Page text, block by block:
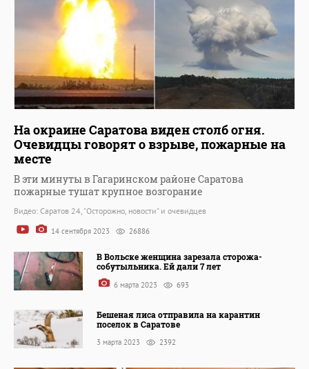
На окраине Саратова виден столб огня.
Очевидцы говорят о взрыве, пожарные на
месте
В эти минуты в Гагаринском районе Саратова
пожарные тушат крупное возгорание
Видео: Саратов 24, "Осторожно, новости" и очевидцев
14 сентября 2023 26886
В Вольске женщина зарезала сторожа-
собутыльника. Ей дали 7 лет
6 марта 2023 693
Бешеная лиса отправила на карантин
поселок в Саратове
3 марта 2023 2392